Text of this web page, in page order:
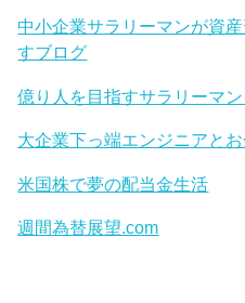
中小企業サラリーマンが資
すブログ
億り人を目指すサラリーマ
大企業下っ端エンジニアと
米国株で夢の配当金生活
週間為替展望.com